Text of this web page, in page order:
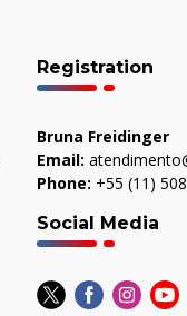
Registration
Bruna Freidinger
Email:
Phone: +55 (11)
Social Media